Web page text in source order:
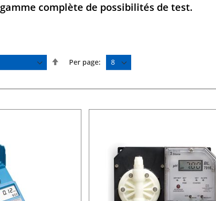
gamme complète de possibilités de test.
o
d
Per page: